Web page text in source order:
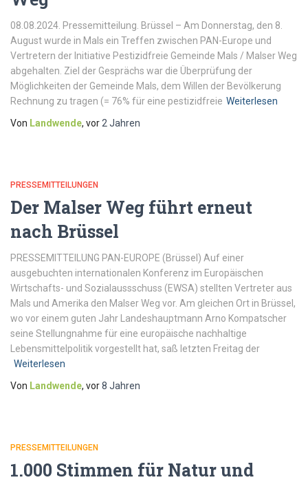
08.08.2024. Pressemitteilung. Brüssel – Am Donnerstag, den 8.
August wurde in Mals ein Treffen zwischen PAN-Europe und
Vertretern der Initiative Pestizidfreie Gemeinde Mals / Malser Weg
abgehalten. Ziel der Gesprächs war die Überprüfung der
Möglichkeiten der Gemeinde Mals, dem Willen der Bevölkerung
Rechnung zu tragen (= 76% für eine pestizidfreie Weiterlesen
Von Landwende, vor 2 Jahren
PRESSEMITTEILUNGEN
Der Malser Weg führt erneut
nach Brüssel
PRESSEMITTEILUNG PAN-EUROPE (Brüssel) Auf einer
ausgebuchten internationalen Konferenz im Europäischen
Wirtschafts- und Sozialaussschuss (EWSA) stellten Vertreter aus
Mals und Amerika den Malser Weg vor. Am gleichen Ort in Brüssel,
wo vor einem guten Jahr Landeshauptmann Arno Kompatscher
seine Stellungnahme für eine europäische nachhaltige
Lebensmittelpolitik vorgestellt hat, saß letzten Freitag der
Weiterlesen
Von Landwende, vor8 Jahren
PRESSEMITTEILUNGEN
1.000 Stimmen für Natur und